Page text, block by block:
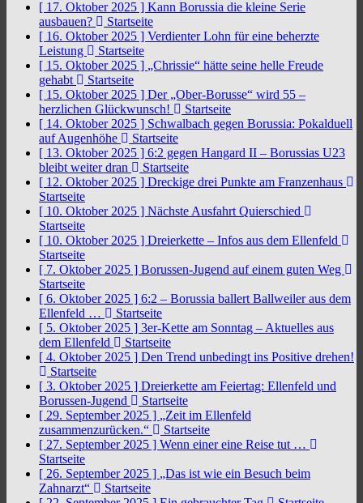
[ 17. Oktober 2025 ] Kann Borussia die kleine Serie
ausbauen?
Startseite
[ 16. Oktober 2025 ] Verdienter Lohn für eine beherzte
Leistung
Startseite
[ 15. Oktober 2025 ] „Chrissie“ hätte seine helle Freude
gehabt
Startseite
[ 15. Oktober 2025 ] Der „Ober-Borusse“ wird 55 –
herzlichen Glückwunsch!
Startseite
[ 14. Oktober 2025 ] Schwalbach gegen Borussia: Pokalduell
auf Augenhöhe
Startseite
[ 13. Oktober 2025 ] 6:2 gegen Hangard II – Borussias U23
bleibt weiter dran
Startseite
[ 12. Oktober 2025 ] Dreckige drei Punkte am Franzenhaus
Startseite
[ 10. Oktober 2025 ] Nächste Ausfahrt Quierschied
Startseite
[ 10. Oktober 2025 ] Dreierkette – Infos aus dem Ellenfeld
Startseite
[ 7. Oktober 2025 ] Borussen-Jugend auf einem guten Weg
Startseite
[ 6. Oktober 2025 ] 6:2 – Borussia ballert Ballweiler aus dem
Ellenfeld …
Startseite
[ 5. Oktober 2025 ] 3er-Kette am Sonntag – Aktuelles aus
dem Ellenfeld
Startseite
[ 4. Oktober 2025 ] Den Trend unbedingt ins Positive drehen!
Startseite
[ 3. Oktober 2025 ] Dreierkette am Feiertag: Ellenfeld und
Borussen-Jugend
Startseite
[ 29. September 2025 ] „Zeit im Ellenfeld
zusammenzurücken.“
Startseite
[ 27. September 2025 ] Wenn einer eine Reise tut …
Startseite
[ 26. September 2025 ] „Das ist wie ein Besuch beim
Zahnarzt“
Startseite